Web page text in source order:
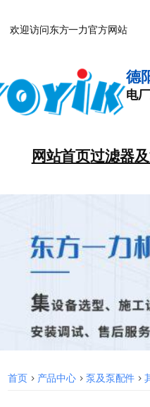
欢迎访问东方一力官方网站
德
电
网站首页过滤器
首页> 产品中心 > 泵及泵配件 >